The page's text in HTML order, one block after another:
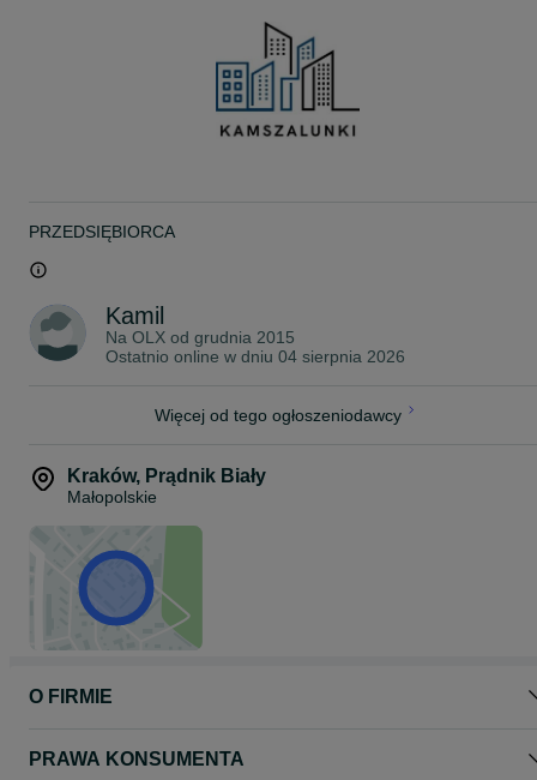
- Sklejkę wielowarstwową topolową czarną (format 1,25 x 2,5m)
Szybka realizacja każdej ilości zamówienia.
własną flotę aut, dzięki czemu dostarczam zamówienia w każdy
zakątek Polski, szybko i tanio).
Wysyłam kurierem
Odbiór własny
Więcej o nas znajdziecie na naszej stronie internetowej
www.kamszalunki.pl
PRZEDSIĘBIORCA
Kamil
Na OLX od grudnia 2015
Ostatnio online w dniu 04 sierpnia 2026
Więcej od tego ogłoszeniodawcy
Kraków, Prądnik Biały
Małopolskie
O FIRMIE
PRAWA KONSUMENTA